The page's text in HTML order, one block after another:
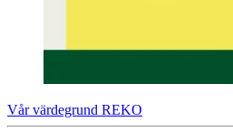
Vår värdegrund REKO